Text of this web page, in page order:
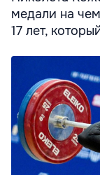
медали на
17 лет,